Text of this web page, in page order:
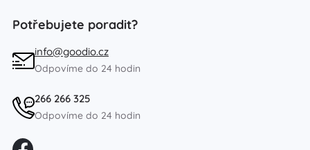
Potřebujete poradit?
info@goodio.cz
Odpovíme do 24 hodin
266 266 325
Odpovíme do 24 hodin